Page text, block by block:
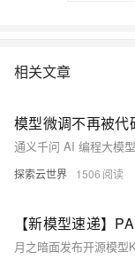
相关文章
探索云世界 1506